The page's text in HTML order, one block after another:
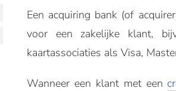
Een acquiring bank (of
voor een zakelijke klant,
kaartassociaties als Visa,
Wanneer een klant met een